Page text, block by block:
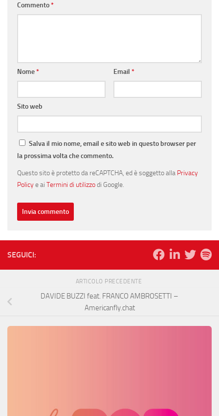
Commento*
Nome* Email *
Sito web
Salva il mio nome, email e sito web in questo browser per
la prossima volta che commento.
Questo sito è protetto da reCAPTCHA, ed è soggetto alla Privacy
Policye ai Termini di utilizzodi Google.
SEGUICI:
ARTICOLO PRECEDENTE
DAVIDE BUZZI feat. FRANCO AMBROSETTI –
Americanfly.chat